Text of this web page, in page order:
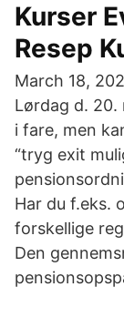
Kurser
Resep
March 18,
Lørdag d. 20.
i fare, men
“tryg exit
Har du f.eks.
forskellige
Den